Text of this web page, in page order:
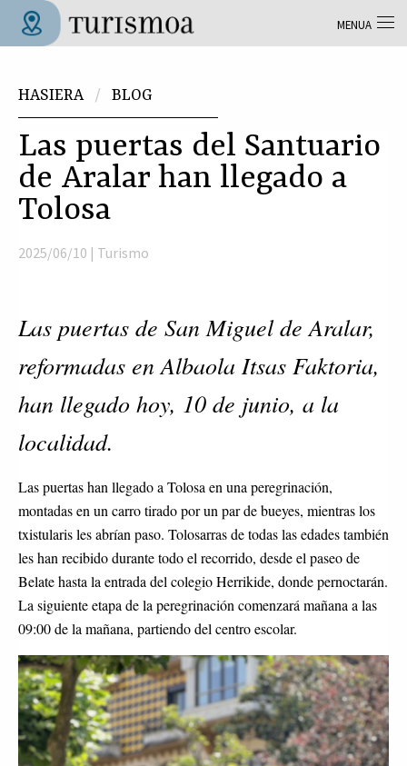
Skip to main content
HASIERA
BLOG
Las puertas del Santuario
de Aralar han llegado a
Tolosa
2025/06/10 | Turismo
Las puertas de San Miguel de Aralar,
reformadas en Albaola Itsas Faktoria,
han llegado hoy, 10 de junio, a la
localidad.
Las puertas han llegado a Tolosa en una peregrinación,
montadas en un carro tirado por un par de bueyes, mientras los
txistularis les abrían paso. Tolosarras de todas las edades también
les han recibido durante todo el recorrido, desde el paseo de
Belate hasta la entrada del colegio Herrikide, donde pernoctarán.
La siguiente etapa de la peregrinación comenzará mañana a las
09:00 de la mañana, partiendo del centro escolar.
MENUA